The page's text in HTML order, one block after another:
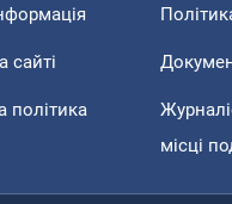
сайті
політика
місці